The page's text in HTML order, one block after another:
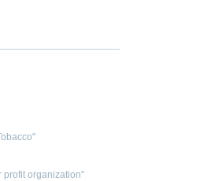
profit organization"